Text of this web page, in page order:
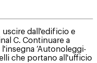
uscire dall'edificio e
C. Continuare a
’Autonoleggi-
che portano all'ufficio